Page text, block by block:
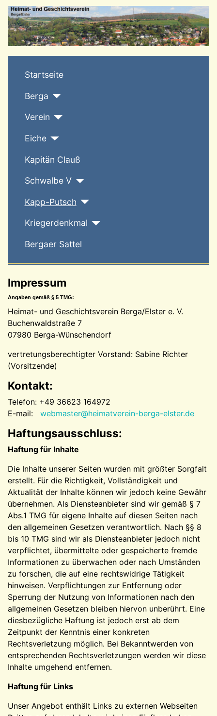
Startseite
Berga
Verein
Eiche
Kapitän Clauß
Schwalbe V
Kapp-Putsch
Kriegerdenkmal
Bergaer Sattel
Impressum
Angaben gemäß § 5 TMG:
Heimat- und Geschichtsverein Berga/Elster e. V.
Buchenwaldstraße 7
07980 Berga-Wünschendorf
vertretungsberechtigter Vorstand: Sabine Richter
(Vorsitzende)
Kontakt:
Telefon: +49 36623 164972
E-mail: webmaster@heimatverein-berga-elster.de
Haftungsausschluss:
Haftung für Inhalte
Die Inhalte unserer Seiten wurden mit größter Sorgfalt
erstellt. Für die Richtigkeit, Vollständigkeit und
Aktualität der Inhalte können wir jedoch keine Gewähr
übernehmen. Als Diensteanbieter sind wir gemäß § 7
Abs.1 TMG für eigene Inhalte auf diesen Seiten nach
den allgemeinen Gesetzen verantwortlich. Nach §§ 8
bis 10 TMG sind wir als Diensteanbieter jedoch nicht
verpflichtet, übermittelte oder gespeicherte fremde
Informationen zu überwachen oder nach Umständen
zu forschen, die auf eine rechtswidrige Tätigkeit
hinweisen. Verpflichtungen zur Entfernung oder
Sperrung der Nutzung von Informationen nach den
allgemeinen Gesetzen bleiben hiervon unberührt. Eine
diesbezügliche Haftung ist jedoch erst ab dem
Zeitpunkt der Kenntnis einer konkreten
Rechtsverletzung möglich. Bei Bekanntwerden von
entsprechenden Rechtsverletzungen werden wir diese
Inhalte umgehend entfernen.
Haftung für Links
Unser Angebot enthält Links zu externen Webseiten